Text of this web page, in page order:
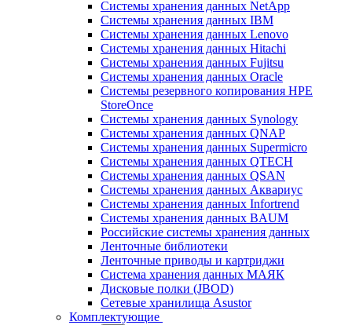
Cистемы хранения данных NetApp
Системы хранения данных IBM
Системы хранения данных Lenovo
Системы хранения данных Hitachi
Системы хранения данных Fujitsu
Системы хранения данных Oracle
Системы резервного копирования HPE
StoreOnce
Системы хранения данных Synology
Системы хранения данных QNAP
Системы хранения данных Supermicro
Системы хранения данных QTECH
Системы хранения данных QSAN
Системы хранения данных Аквариус
Системы хранения данных Infortrend
Системы хранения данных BAUM
Российские системы хранения данных
Ленточные библиотеки
Ленточные приводы и картриджи
Система хранения данных МАЯК
Дисковые полки (JBOD)
Сетевые хранилища Asustor
Комплектующие